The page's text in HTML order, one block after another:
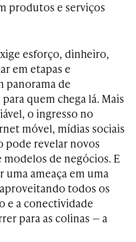
produtos e serviços
esforço, dinheiro,
em etapas e
panorama de
quem chega lá. Mais
o ingresso no
móvel, mídias sociais
pode revelar novos
de negócios. E
uma ameaça em uma
todos os
e a conectividade
para as colinas — a